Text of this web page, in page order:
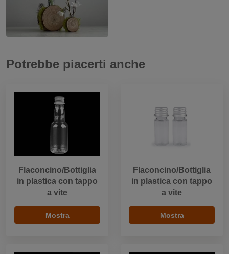
Potrebbe piacerti anche
Flaconcino/Bottiglia
in plastica con tappo
a vite
Mostra
Flaconcino/Bottiglia
in plastica con tappo
a vite
Mostra